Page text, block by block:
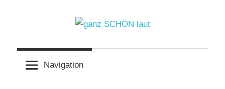
ganz
SCHÖN
Navigation